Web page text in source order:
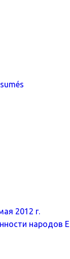
2012 г.
народов